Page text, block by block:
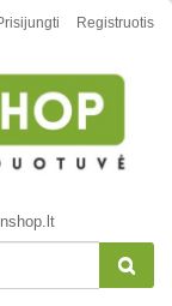
Registruotis